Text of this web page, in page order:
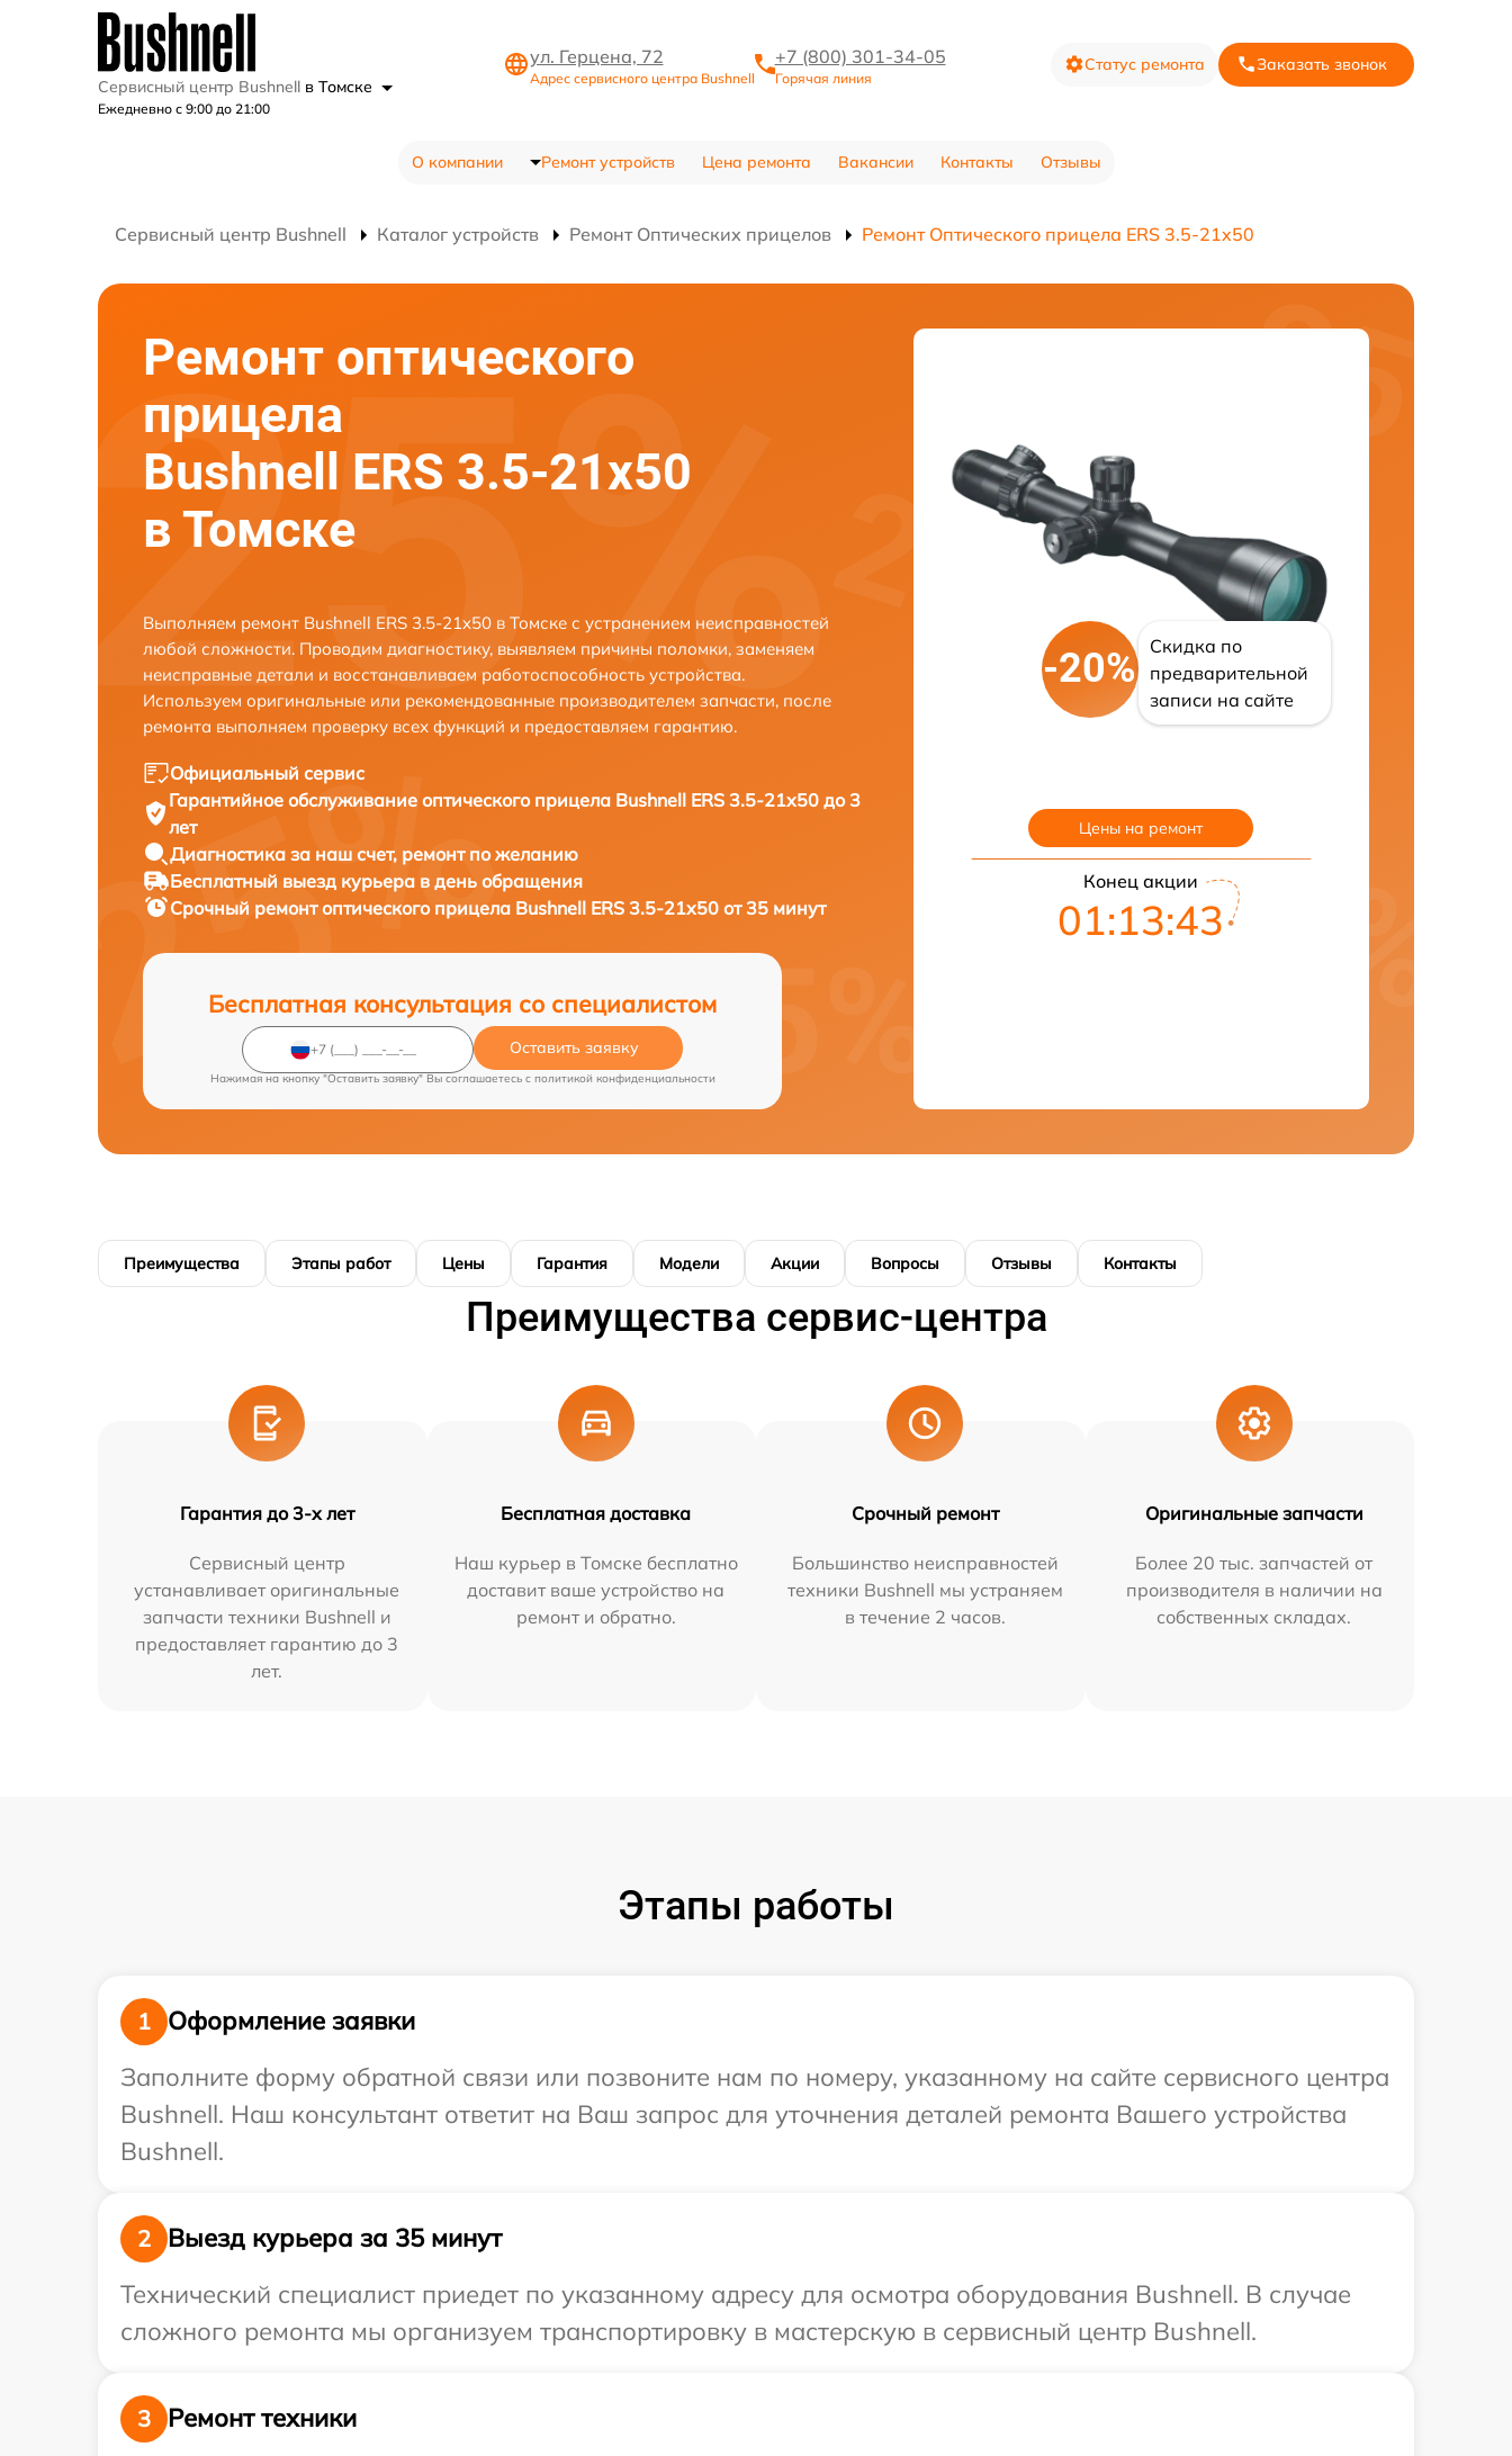
Сервисный центр Bushnell в Томске
Ежедневно с 9:00 до 21:00
ул. Герцена, 72
Адрес сервисного центра Bushnell
+7 (800) 301-34-05
Горячая линия
Статус ремонта Заказать звонок
О компании Ремонт устройств Цена ремонта Вакансии Контакты Отзывы
Сервисный центр Bushnell Каталог устройств Ремонт Оптических прицелов Ремонт Оптического прицела ERS 3.5-21x50
Ремонт оптического
прицела
Bushnell ERS 3.5-21x50
в Томске
Выполняем ремонт Bushnell ERS 3.5-21x50 в Томске с устранением неисправностей
любой сложности. Проводим диагностику, выявляем причины поломки, заменяем
неисправные детали и восстанавливаем работоспособность устройства.
Используем оригинальные или рекомендованные производителем запчасти, после
ремонта выполняем проверку всех функций и предоставляем гарантию.
Официальный сервис
Гарантийное обслуживаниеоптического прицела Bushnell ERS 3.5-21x50 до 3
лет
Диагностика за наш счет, ремонт по желанию
Бесплатный выезд курьера в день обращения
Срочный ремонтоптического прицела Bushnell ERS 3.5-21x50 от 35 минут
Бесплатная консультация со специалистом
Оставить заявку
Нажимая на кнопку "Оставить заявку" Вы соглашаетесь c политикой конфиденциальности
-20%
Скидка по
предварительной
записи на сайте
Цены на ремонт
Конец акции
01:13:42
Преимущества Этапы работ Цены Гарантия Модели Акции Вопросы Отзывы Контакты
Преимущества сервис-центра
Гарантия до 3-х лет
Сервисный центр
устанавливает оригинальные
запчасти техники Bushnell и
предоставляет гарантию до 3
лет.
Бесплатная доставка
Наш курьер в Томске бесплатно
доставит ваше устройство на
ремонт и обратно.
Срочный ремонт
Большинство неисправностей
техники Bushnell мы устраняем
в течение 2 часов.
Оригинальные запчасти
Более 20 тыс. запчастей от
производителя в наличии на
собственных складах.
Этапы работы
1
Оформление заявки
Заполните форму обратной связи или позвоните нам по номеру, указанному на сайте сервисного центра
Bushnell. Наш консультант ответит на Ваш запрос для уточнения деталей ремонта Вашего устройства
Bushnell.
2
Выезд курьера за 35 минут
Технический специалист приедет по указанному адресу для осмотра оборудования Bushnell. В случае
сложного ремонта мы организуем транспортировку в мастерскую в сервисный центр Bushnell.
3
Ремонт техники